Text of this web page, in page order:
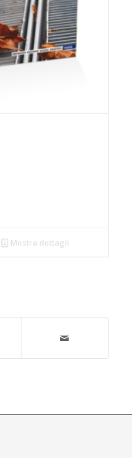
Mostra dettagli